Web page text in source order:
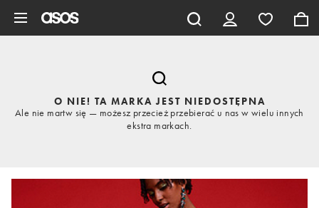
O NIE! TA MARKA JEST NIEDOSTĘPNA
Ale nie martw się — możesz przecież przebierać u nas w wielu innych
ekstra markach.